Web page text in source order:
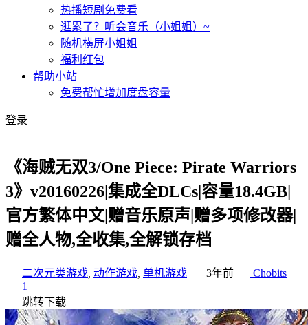
热播短剧免费看
逛累了？听会音乐（小姐姐）~
随机横屏小姐姐
福利红包
帮助小站
免费帮忙增加度盘容量
登录
《海贼无双3/One Piece: Pirate Warriors
3》v20160226|集成全DLCs|容量18.4GB|
官方繁体中文|赠音乐原声|赠多项修改器|
赠全人物,全收集,全解锁存档
二次元类游戏 动作游戏 单机游戏 3年前
Chobits
1
跳转下载
1.游戏介绍 .配置要求3.支持作者4.学习版下载